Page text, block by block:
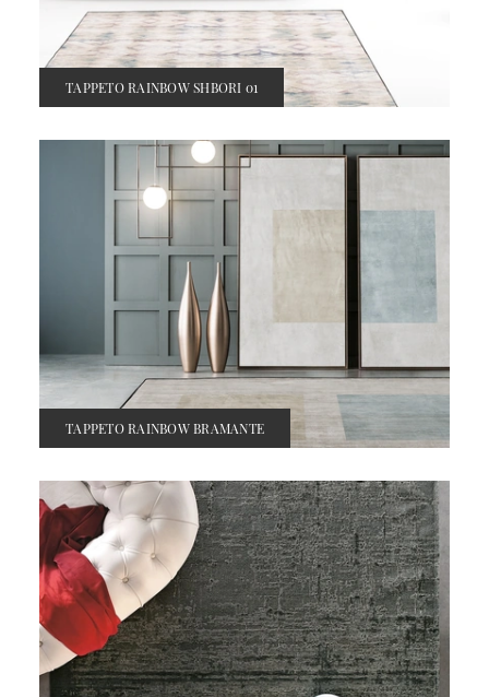
TAPPETO RAINBOW SHBORI 01
TAPPETO RAINBOW BRAMANTE